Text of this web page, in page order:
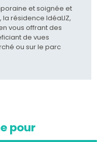
et soignée et
résidence IdéaLIZ,
vous offrant des
de vues
ou sur le parc
pour